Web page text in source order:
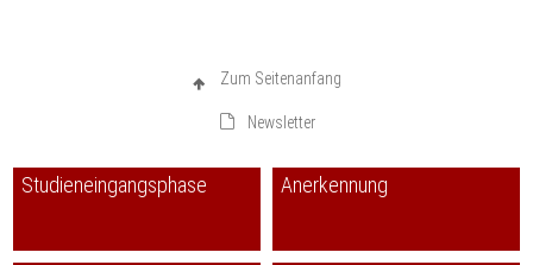
Zum Seitenanfang
Newsletter
Studieneingangsphase Anerkennung